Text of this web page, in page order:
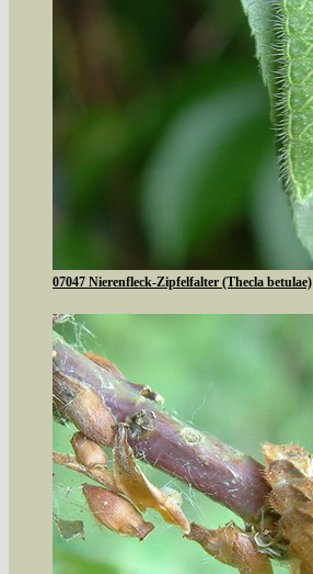
07047 Nierenfleck-Zipfelfalter (Thecla betulae)